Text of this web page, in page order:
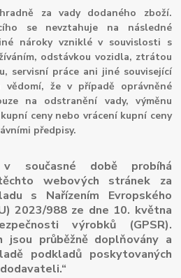
za vady dodaného zboží.
se nevztahuje na následné
nároky vzniklé v souvislosti s
odstávkou vozidla, ztrátou
servisní práce ani jiné související
že v případě oprávněné
na odstranění vady, výměnu
ceny nebo vrácení kupní ceny
předpisy.
v současné době probíhá
webových stránek za
s Nařízením Evropského
2023/988 ze dne 10. května
výrobků (GPSR).
jsou průběžně doplňovány a
podkladů poskytovaných